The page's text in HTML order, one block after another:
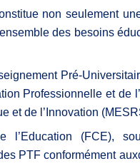
non seulement
des besoins
Pré-
Professionnelle et de
et de l’Innovation
(FCE),
PTF conformément